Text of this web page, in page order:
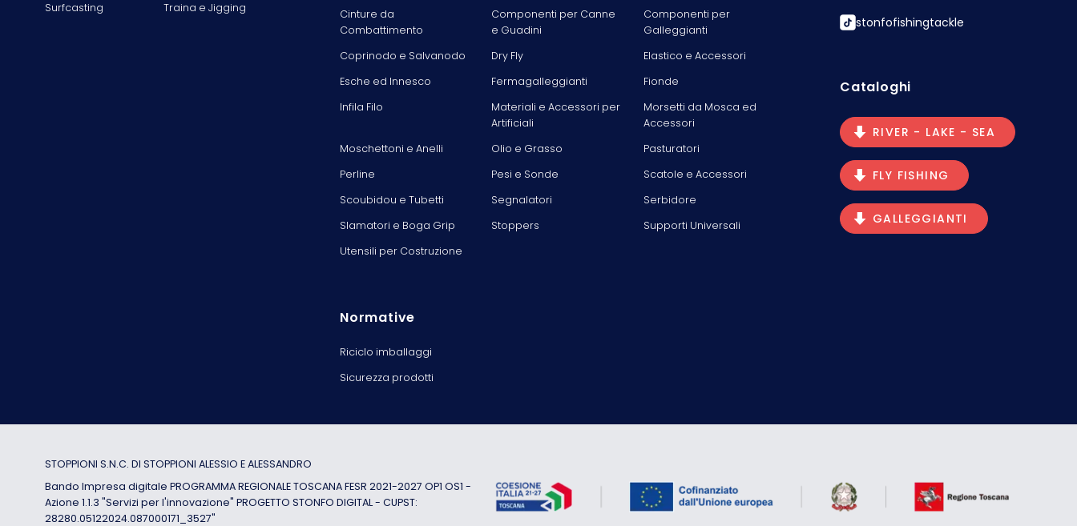
Surfcasting
Traina e Jigging
Cinture da
Combattimento
Componenti per Canne
e Guadini
Componenti per
Galleggianti
Coprinodo e Salvanodo
Dry Fly
Elastico e Accessori
Esche ed Innesco
Fermagalleggianti
Fionde
Infila Filo
Materiali e Accessori per
Artificiali
Morsetti da Mosca ed
Accessori
Moschettoni e Anelli
Olio e Grasso
Pasturatori
Perline
Pesi e Sonde
Scatole e Accessori
Scoubidou e Tubetti
Segnalatori
Serbidore
Slamatori e Boga Grip
Stoppers
Supporti Universali
Utensili per Costruzione
Normative
Riciclo imballaggi
Sicurezza prodotti
stonfofishingtackle
Cataloghi
RIVER - LAKE - SEA
FLY FISHING
GALLEGGIANTI
STOPPIONI S.N.C. DI STOPPIONI ALESSIO E ALESSANDRO
Bando Impresa digitale PROGRAMMA REGIONALE TOSCANA FESR 2021-2027 OP1 OS1 -
Azione 1.1.3 "Servizi per l'innovazione" PROGETTO STONFO DIGITAL - CUPST:
28280.05122024.087000171_3527"